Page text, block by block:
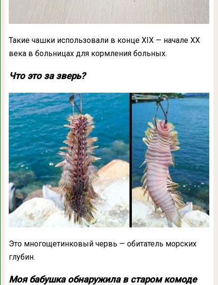
Такие чашки использовали в конце XIX — начале XX
века в больницах для кормления больных.
Что это за зверь?
Это многощетинковый червь — обитатель морских
глубин.
Моя бабушка обнаружила в старом комоде